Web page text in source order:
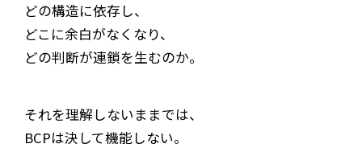
どの構造に依存し、
どこに余白がなくなり、
どの判断が連鎖を生むのか。
それを理解しないままでは、
BCPは決して機能しない。